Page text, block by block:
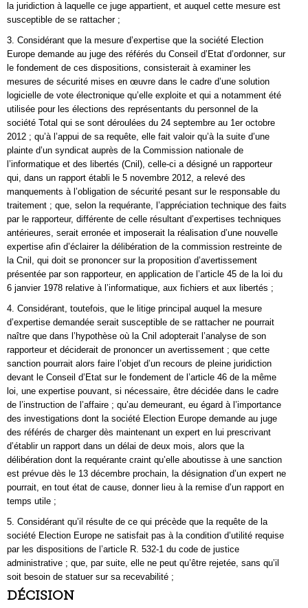
la juridiction à laquelle ce juge appartient, et auquel cette mesure est
susceptible de se rattacher ;
3. Considérant que la mesure d’expertise que la société Election
Europe demande au juge des référés du Conseil d’Etat d’ordonner, sur
le fondement de ces dispositions, consisterait à examiner les
mesures de sécurité mises en œuvre dans le cadre d’une solution
logicielle de vote électronique qu’elle exploite et qui a notamment été
utilisée pour les élections des représentants du personnel de la
société Total qui se sont déroulées du 24 septembre au 1er octobre
2012 ; qu’à l’appui de sa requête, elle fait valoir qu’à la suite d’une
plainte d’un syndicat auprès de la Commission nationale de
l’informatique et des libertés (Cnil), celle-ci a désigné un rapporteur
qui, dans un rapport établi le 5 novembre 2012, a relevé des
manquements à l’obligation de sécurité pesant sur le responsable du
traitement ; que, selon la requérante, l’appréciation technique des faits
par le rapporteur, différente de celle résultant d’expertises techniques
antérieures, serait erronée et imposerait la réalisation d’une nouvelle
expertise afin d’éclairer la délibération de la commission restreinte de
la Cnil, qui doit se prononcer sur la proposition d’avertissement
présentée par son rapporteur, en application de l’article 45 de la loi du
6 janvier 1978 relative à l’informatique, aux fichiers et aux libertés ;
4. Considérant, toutefois, que le litige principal auquel la mesure
d’expertise demandée serait susceptible de se rattacher ne pourrait
naître que dans l’hypothèse où la Cnil adopterait l’analyse de son
rapporteur et déciderait de prononcer un avertissement ; que cette
sanction pourrait alors faire l’objet d’un recours de pleine juridiction
devant le Conseil d’Etat sur le fondement de l’article 46 de la même
loi, une expertise pouvant, si nécessaire, être décidée dans le cadre
de l’instruction de l’affaire ; qu’au demeurant, eu égard à l’importance
des investigations dont la société Election Europe demande au juge
des référés de charger dès maintenant un expert en lui prescrivant
d’établir un rapport dans un délai de deux mois, alors que la
délibération dont la requérante craint qu’elle aboutisse à une sanction
est prévue dès le 13 décembre prochain, la désignation d’un expert ne
pourrait, en tout état de cause, donner lieu à la remise d’un rapport en
temps utile ;
5. Considérant qu’il résulte de ce qui précède que la requête de la
société Election Europe ne satisfait pas à la condition d’utilité requise
par les dispositions de l’article R. 532-1 du code de justice
administrative ; que, par suite, elle ne peut qu’être rejetée, sans qu’il
soit besoin de statuer sur sa recevabilité ;
DÉCISION